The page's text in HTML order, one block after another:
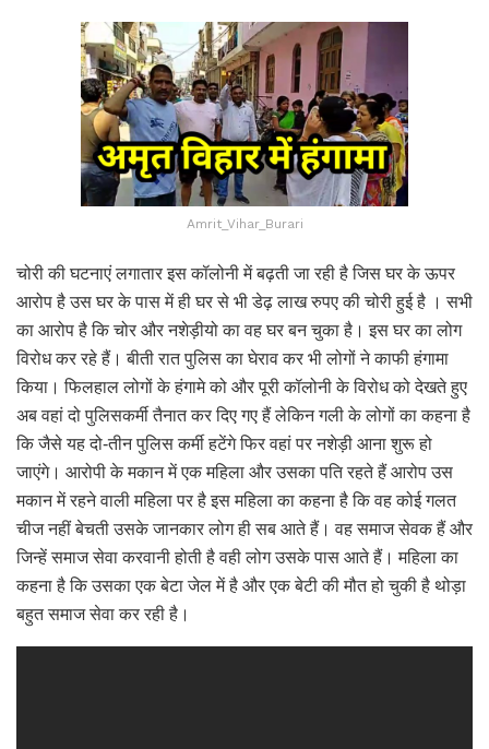
Amrit_Vihar_Burari
चोरी की घटनाएं लगातार इस कॉलोनी में बढ़ती जा रही है जिस घर के ऊपर
आरोप है उस घर के पास में ही घर से भी डेढ़ लाख रुपए की चोरी हुई है । सभी
का आरोप है कि चोर और नशेड़ीयो का वह घर बन चुका है। इस घर का लोग
विरोध कर रहे हैं। बीती रात पुलिस का घेराव कर भी लोगों ने काफी हंगामा
किया। फिलहाल लोगों के हंगामे को और पूरी कॉलोनी के विरोध को देखते हुए
अब वहां दो पुलिसकर्मी तैनात कर दिए गए हैं लेकिन गली के लोगों का कहना है
कि जैसे यह दो-तीन पुलिस कर्मी हटेंगे फिर वहां पर नशेड़ी आना शुरू हो
जाएंगे। आरोपी के मकान में एक महिला और उसका पति रहते हैं आरोप उस
मकान में रहने वाली महिला पर है इस महिला का कहना है कि वह कोई गलत
चीज नहीं बेचती उसके जानकार लोग ही सब आते हैं। वह समाज सेवक हैं और
जिन्हें समाज सेवा करवानी होती है वही लोग उसके पास आते हैं। महिला का
कहना है कि उसका एक बेटा जेल में है और एक बेटी की मौत हो चुकी है थोड़ा
बहुत समाज सेवा कर रही है।